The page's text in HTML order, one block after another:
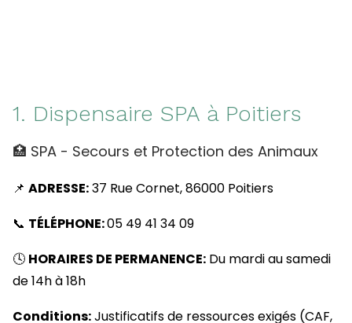
1. Dispensaire SPA à Poitiers
🏥 SPA - Secours et Protection des Animaux
📌 ADRESSE:37 Rue Cornet, 86000 Poitiers
📞 TÉLÉPHONE:05 49 41 34 09
🕓 HORAIRES DE PERMANENCE: Du mardi au samedi
de 14h à 18h
Conditions:Justificatifs de ressources exigés (CAF,